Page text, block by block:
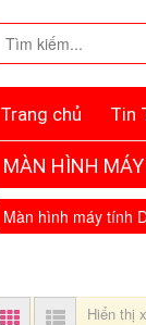
Trang chủ Tin
MÀN HÌNH
Màn hình máy tính
Hiển thị